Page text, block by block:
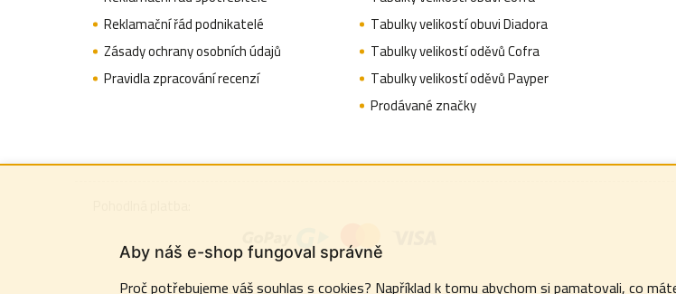
Aby náš e-shop fungoval správně
Proč potřebujeme váš souhlas s cookies? Například k tomu abychom si pamatovali, co
Reklamační řád podnikatelé
Zásady ochrany osobních údajů
Pravidla zpracování recenzí
Tabulky velikostí obuvi Diadora
Tabulky velikostí oděvů Cofra
Tabulky velikostí oděvů Payper
Prodávané značky